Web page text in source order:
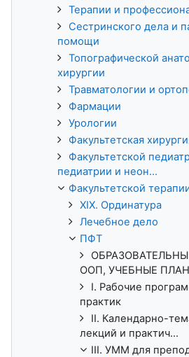
Терапии и
Сестринского дела и
помощи
Топографической
хирургии
Травматологии и
Фармации
Урологии
Факультетская
Факультетской
педиатрии и неон...
Факультетской
XIX. Ординатура
Лечебное дело
ПФТ
ООП, УЧЕБНЫЕ
I. Рабочие
практик
II. Календарно-
лекций и практич...
III. УММ для